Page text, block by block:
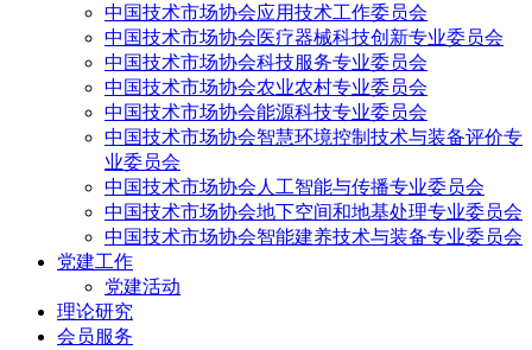
中国技术市场协会应用技术工作委员会
中国技术市场协会医疗器械科技创新专业委员会
中国技术市场协会科技服务专业委员会
中国技术市场协会农业农村专业委员会
中国技术市场协会能源科技专业委员会
中国技术市场协会智慧环境控制技术与装备评价专
业委员会
中国技术市场协会人工智能与传播专业委员会
中国技术市场协会地下空间和地基处理专业委员会
中国技术市场协会智能建养技术与装备专业委员会
党建工作
党建活动
理论研究
会员服务